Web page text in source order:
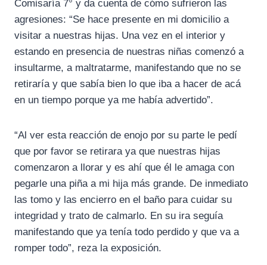
Comisaría 7° y da cuenta de cómo sufrieron las
agresiones: “Se hace presente en mi domicilio a
visitar a nuestras hijas. Una vez en el interior y
estando en presencia de nuestras niñas comenzó a
insultarme, a maltratarme, manifestando que no se
retiraría y que sabía bien lo que iba a hacer de acá
en un tiempo porque ya me había advertido”.
“Al ver esta reacción de enojo por su parte le pedí
que por favor se retirara ya que nuestras hijas
comenzaron a llorar y es ahí que él le amaga con
pegarle una piña a mi hija más grande. De inmediato
las tomo y las encierro en el baño para cuidar su
integridad y trato de calmarlo. En su ira seguía
manifestando que ya tenía todo perdido y que va a
romper todo”, reza la exposición.